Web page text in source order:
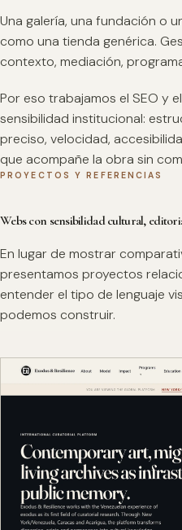
Una galería, una fundación o
como una tienda genérica.
contexto, mediación,
Por eso trabajamos el SEO y
sensibilidad institucional:
preciso, velocidad,
que acompañe la obra sin
PROYECTOS Y REFERENCIAS
Webs con sensibilidad cultural,
En lugar de mostrar
presentamos proyectos
entender el tipo de lenguaje
podemos construir.